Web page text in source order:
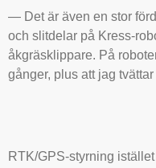
— Det är även en stor
och slitdelar på Kress-
åkgräsklippare. På
gånger, plus att jag
RTK/GPS-styrning